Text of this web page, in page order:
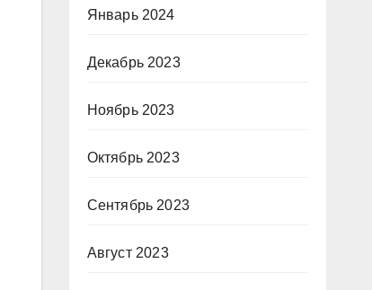
Январь 2024
Декабрь 2023
Ноябрь 2023
Октябрь 2023
Сентябрь 2023
Август 2023